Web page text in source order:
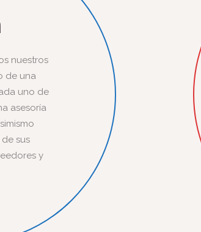
nuestros
de una
uno de
asesoría
sus
y